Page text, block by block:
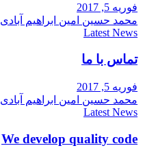
فوریه 5, 2017
محمد حسین امین ابراهیم آبادی
Latest News
تماس با ما
فوریه 5, 2017
محمد حسین امین ابراهیم آبادی
Latest News
We develop quality code